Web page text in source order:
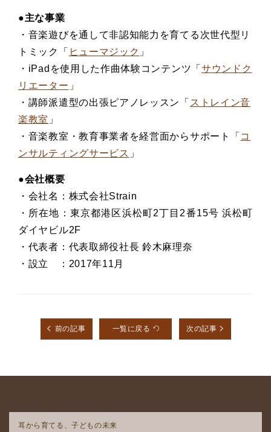
●主な事業
・音楽遊びを通して非認知能力を育てる次世代型リ
トミック「 ヒューマジック 」
・iPadを使用した作曲体験コンテンツ「 サウンドク
リエーター 」
・講師派遣型の出張ピアノレッスン「 ストレイン音
楽教室 」
・音楽教室・教育事業者を経営面からサポート「 コ
ンサルティングサービス 」
●会社概要
・会社名：株式会社Strain
・所在地：東京都港区浜松町2丁目2番15号 浜松町
ダイヤビル2F
・代表者：代表取締役社長 鈴木麻理奈
・設立 ：2017年11月
前の記事 一覧に戻る 次の記事
耳から育てる、子どもの未来